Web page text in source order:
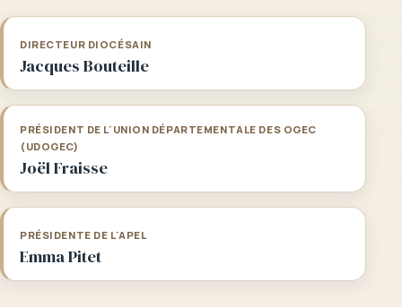
DIRECTEUR DIOCÉSAIN
Jacques Bouteille
PRÉSIDENT DE L'UNION DÉPARTEMENTALE DES OGEC
(UDOGEC)
Joël Fraisse
PRÉSIDENTE DE L'APEL
Emma Pitet